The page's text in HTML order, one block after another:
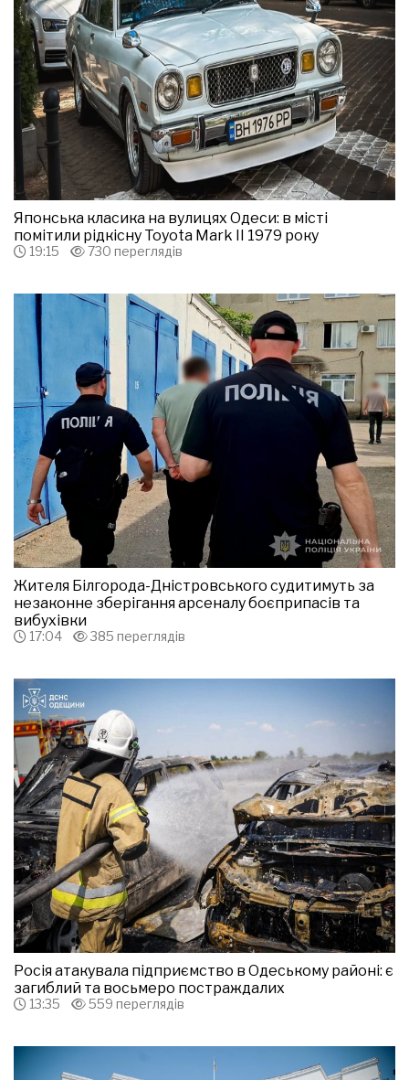
Японська класика на вулицях Одеси: в місті
помітили рідкісну Toyota Mark II 1979 року
19:15 730 переглядів
Жителя Білгорода-Дністровського судитимуть за
незаконне зберігання арсеналу боєприпасів та
вибухівки
17:04 385 переглядів
Росія атакувала підприємство в Одеському районі: є
загиблий та восьмеро постраждалих
13:35 559 переглядів